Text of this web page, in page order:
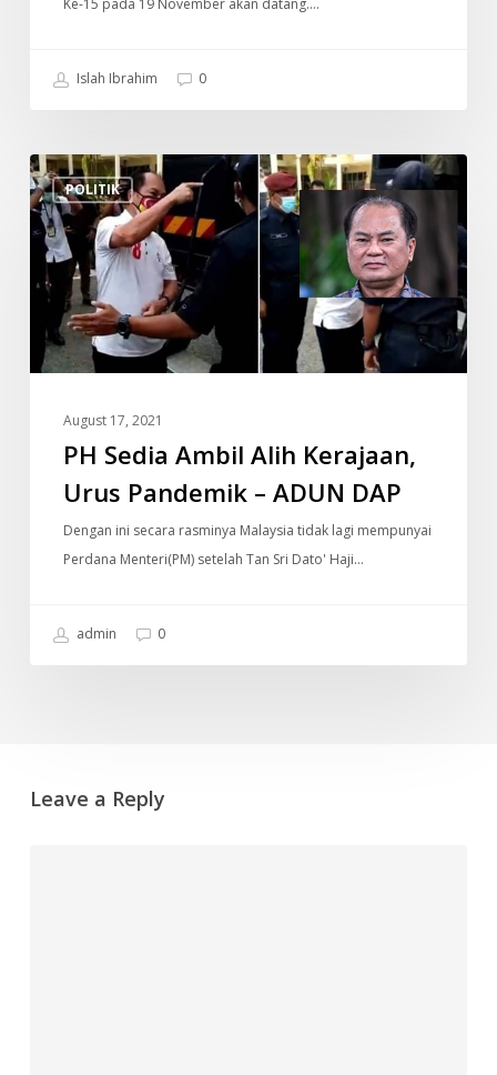
Islah Ibrahim 0
POLITIK
PH
Sedia
Ambil
Alih
Kerajaan,
Pandemik
–
August 17, 2021
PH Sedia Ambil Alih Kerajaan,
Urus Pandemik – ADUN DAP
Dengan ini secara rasminya Malaysia tidak lagi mempunyai
Perdana Menteri(PM) setelah Tan Sri Dato' Haji…
admin 0
Leave a Reply